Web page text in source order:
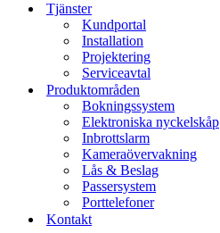
Tjänster
Kundportal
Installation
Projektering
Serviceavtal
Produktområden
Bokningssystem
Elektroniska nyckelskåp
Inbrottslarm
Kameraövervakning
Lås & Beslag
Passersystem
Porttelefoner
Kontakt